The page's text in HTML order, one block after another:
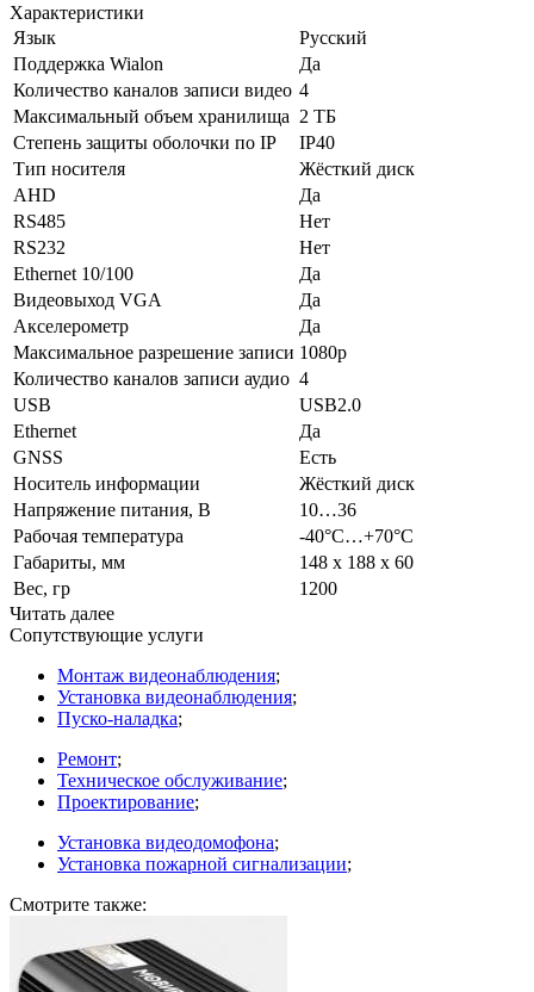
Характеристики
Язык
Русский
Поддержка Wialon
Да
Количество каналов записи видео 4
Максимальный объем хранилища 2 ТБ
Степень защиты оболочки по IP
IP40
Тип носителя
Жёсткий диск
AHD
Да
RS485
Нет
RS232
Нет
Ethernet 10/100
Да
Видеовыход VGA
Да
Акселерометр
Да
Максимальное разрешение записи 1080p
Количество каналов записи аудио 4
USB
USB2.0
Ethernet
Да
GNSS
Есть
Носитель информации
Жёсткий диск
Напряжение питания, В
10…36
Рабочая температура
-40°С…+70°С
Габариты, мм
148 х 188 х 60
Вес, гр
1200
Читать далее
Сопутствующие услуги
Монтаж видеонаблюдения;
Установка видеонаблюдения;
Пуско-наладка;
Ремонт;
Техническое обслуживание;
Проектирование;
Установка видеодомофона;
Установка пожарной сигнализации;
Смотрите также: